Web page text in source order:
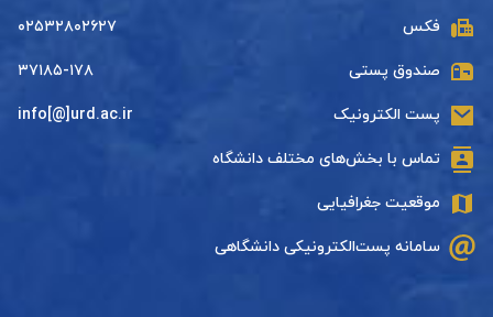
فکس ۰۲۵۳۲۸۰۲۶۲۷
صندوق پستی ۳۷۱۸۵-۱۷۸
پست الکترونیک info[@]urd.ac.ir
تماس با بخش‌های مختلف دانشگاه
موقعیت جغرافیایی
سامانه پست‌الکترونیکی دانشگاهی